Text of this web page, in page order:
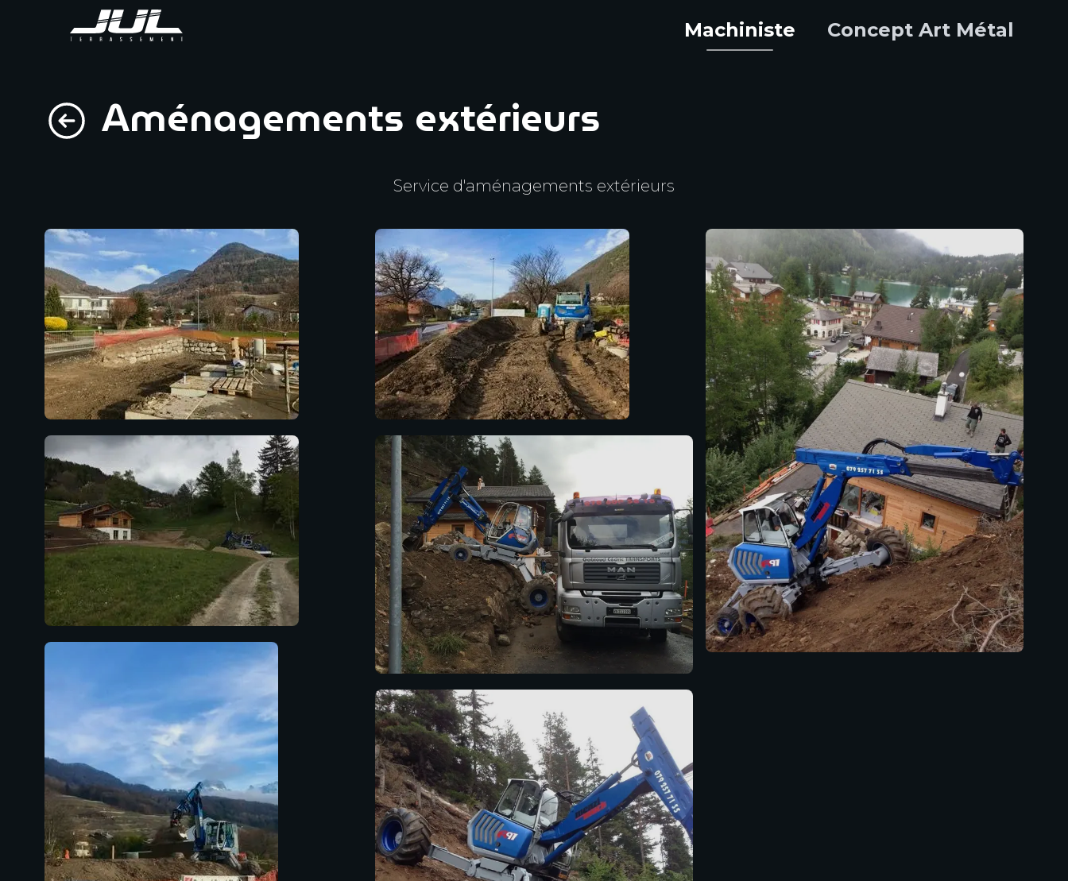
Machiniste Concept Art Métal
Aménagements extérieurs
Service d'aménagements extérieurs